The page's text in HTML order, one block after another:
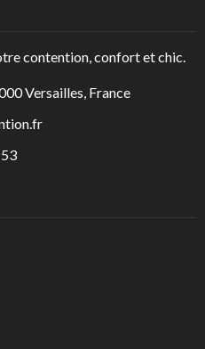
contention, confort et chic.
Versailles, France